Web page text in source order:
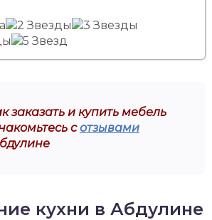
заказать и купить мебель
сотзывами
кухни в Абдулине